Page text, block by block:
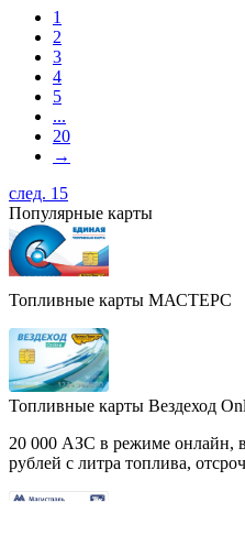
1
2
3
4
5
...
20
→
след. 15
Популярные карты
Топливные карты МАСТЕРС
Топливные карты Вездеход
20 000 АЗС в режиме онлайн,
рублей с литра топлива,